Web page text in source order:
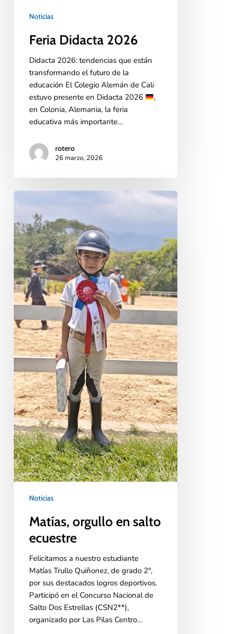
Noticias
Feria Didacta 2026
Didacta 2026: tendencias que están
transformando el futuro de la
educación El Colegio Alemán de Cali
estuvo presente en Didacta 2026
,
en Colonia, Alemania, la feria
educativa más importante…
rotero
26 marzo, 2026
Noticias
Matías, orgullo en salto
ecuestre
Felicitamos a nuestro estudiante
Matías Trullo Quiñonez, de grado 2°,
por sus destacados logros deportivos.
Participó en el Concurso Nacional de
Salto Dos Estrellas (CSN2**),
organizado por Las Pilas Centro…